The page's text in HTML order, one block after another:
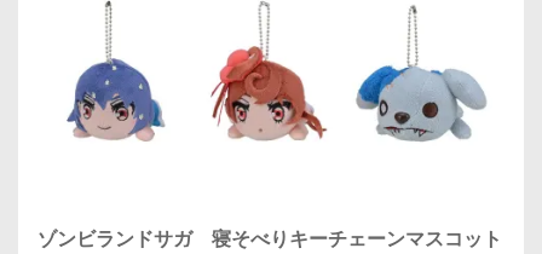
ゾンビランドサガ 寝そべりキーチェーンマスコット